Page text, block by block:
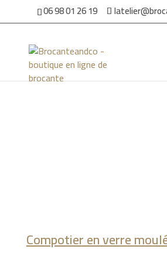
06 98 01 26 19
Accueil/Par ambiance/
moulé
Compotier en verre